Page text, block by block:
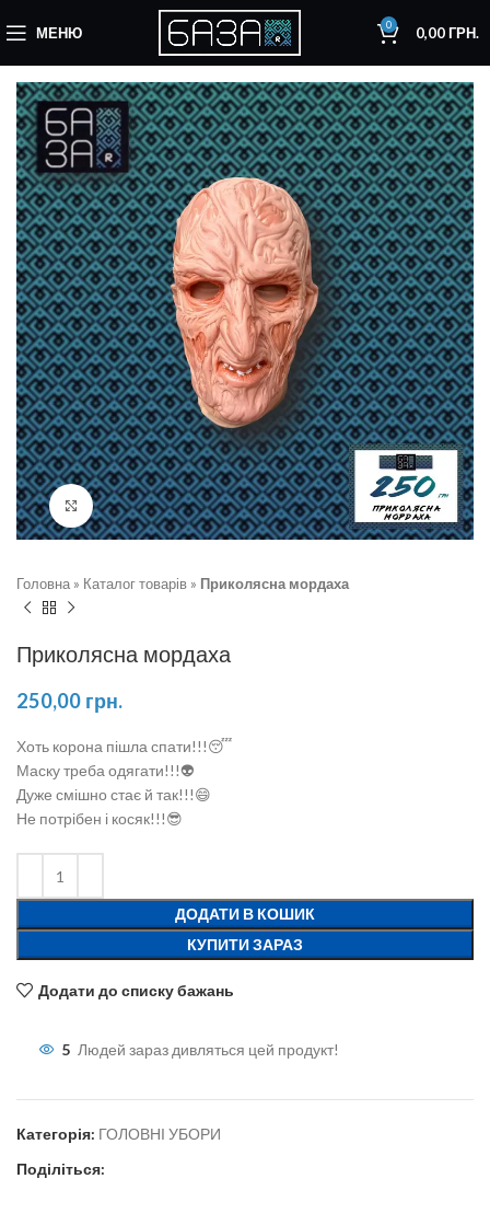
МЕНЮ 0 0,00ГРН.
Натисніть, щоб збільшити
Головна » Каталог товарів » Приколясна мордаха
Приколясна мордаха
250,00 грн.
Хоть корона пішла спати!!!😴
Маску треба одягати!!!👽
Дуже смішно стає й так!!!😄
Не потрібен і косяк!!!😎
ДОДАТИ В КОШИК
КУПИТИ ЗАРАЗ
Додати до списку бажань
5 Людей зараз дивляться цей продукт!
Категорія: ГОЛОВНІ УБОРИ
Поділіться: